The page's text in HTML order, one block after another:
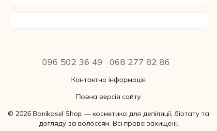
096 502 36 49 068 277 82 86
Контактна інформація
Повна версія сайту
© 2026 Bonikasel Shop — косметика для депіляції, біотату та
догляду за волоссям. Всі права захищені.